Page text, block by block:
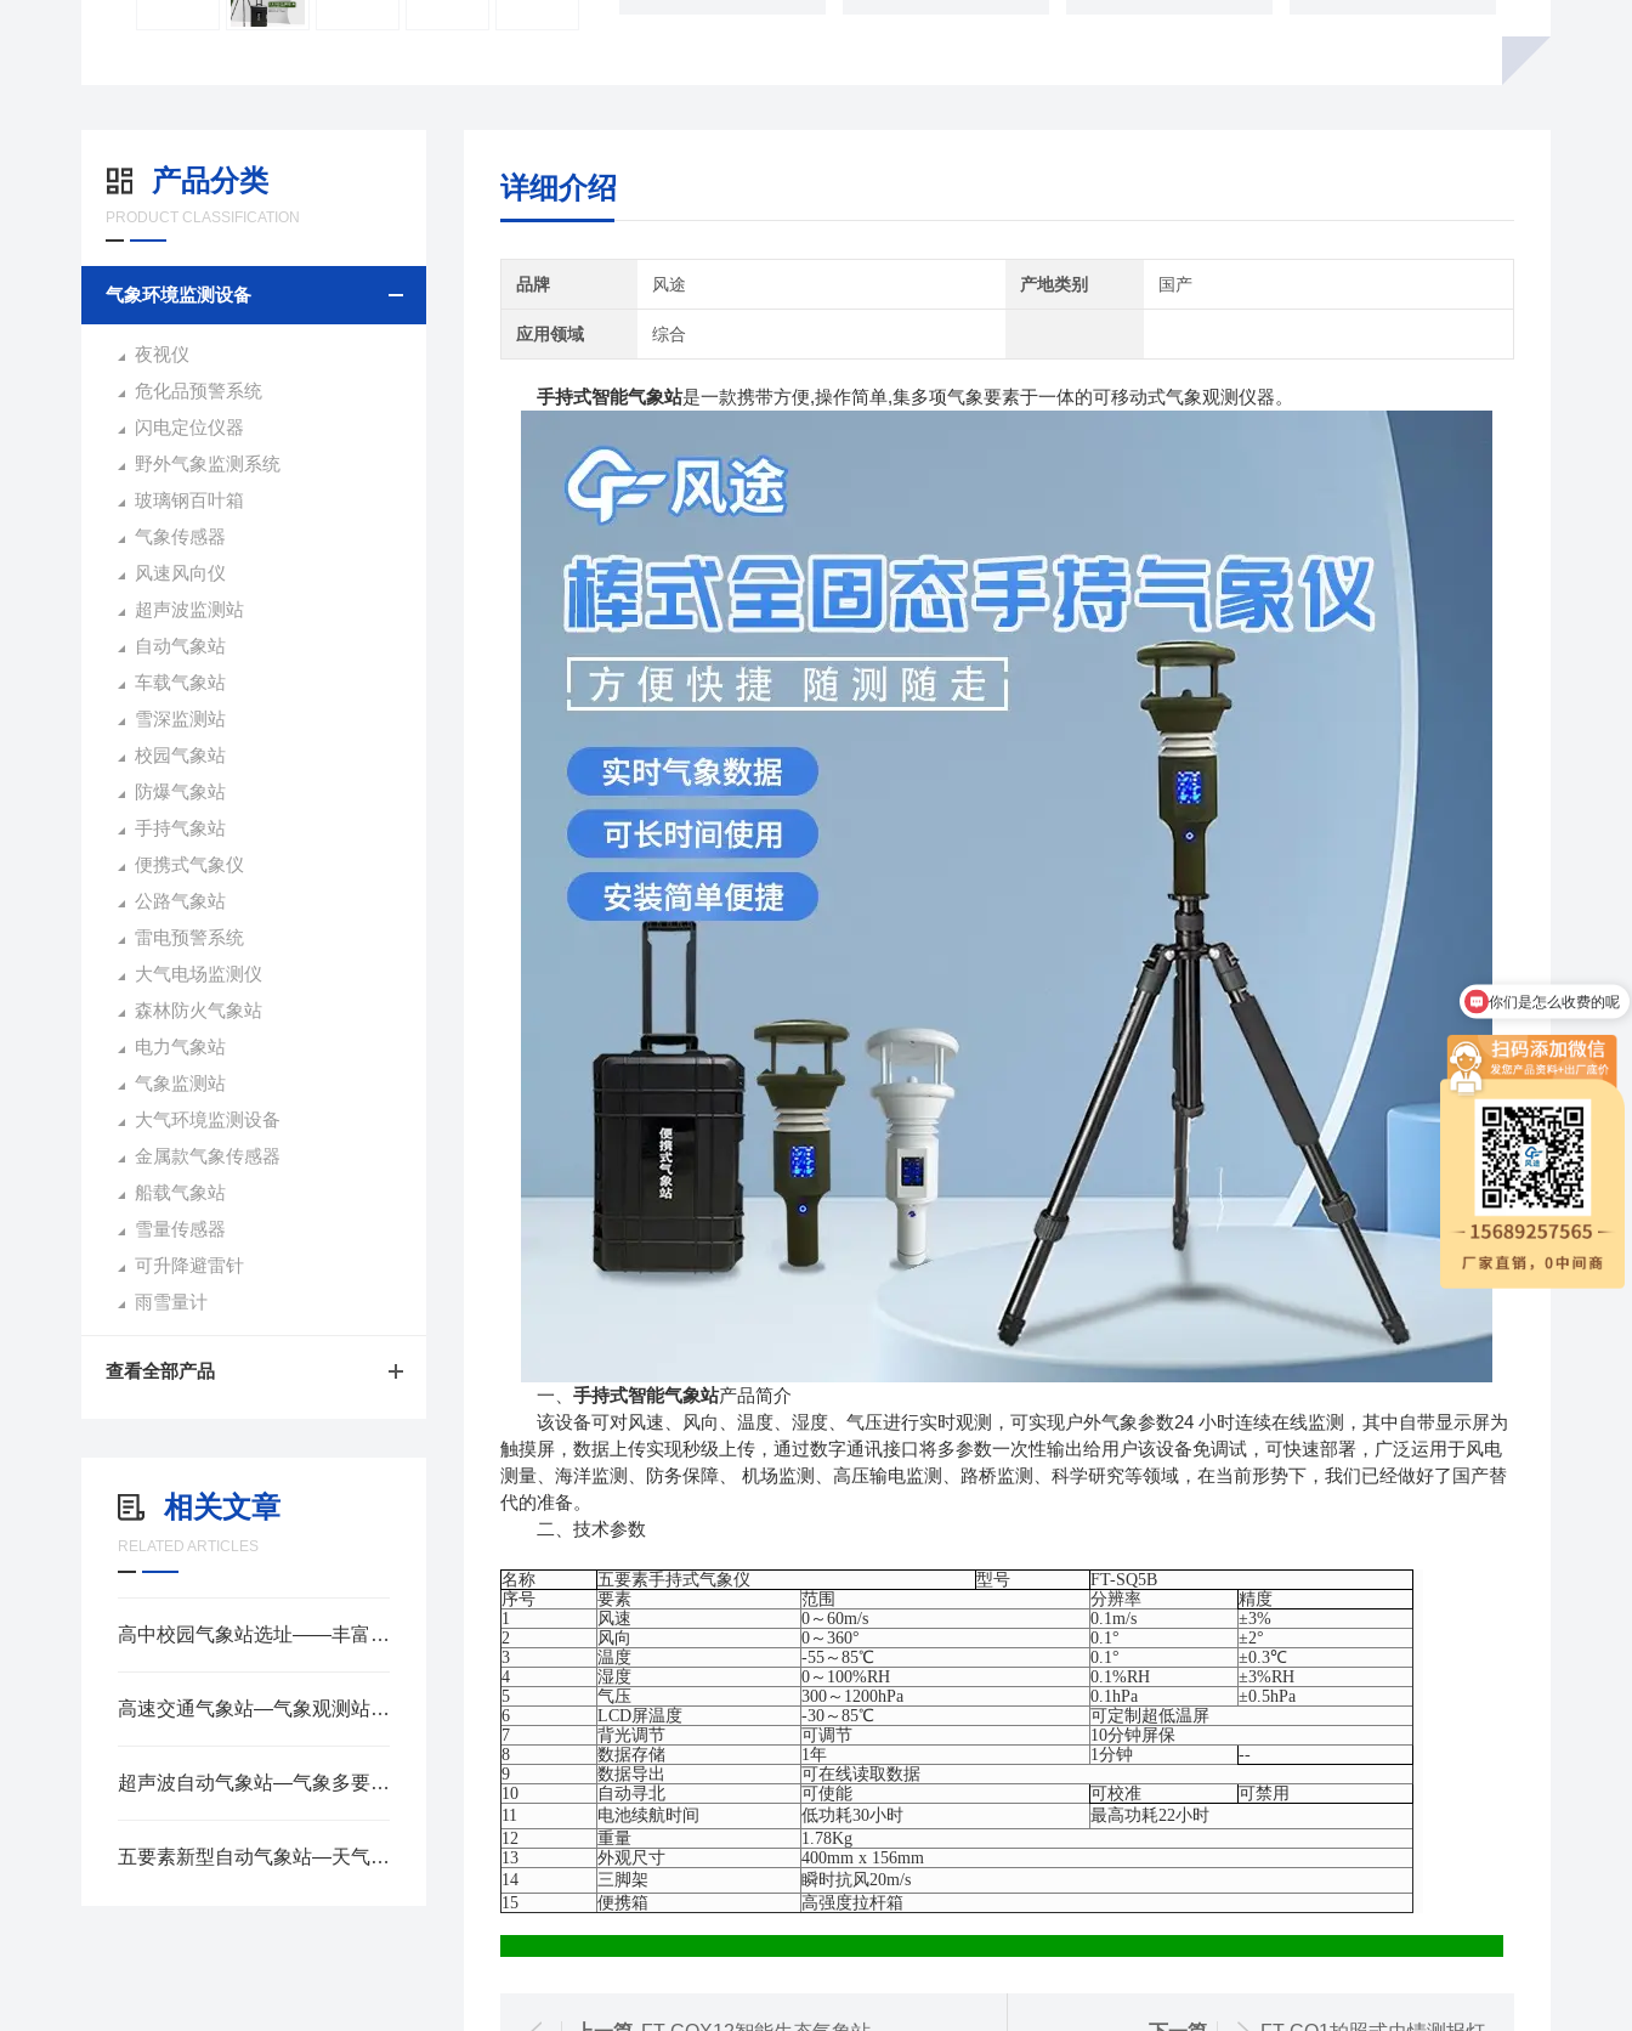
产品分类
PRODUCT CLASSIFICATION
气象环境监测设备
夜视仪
危化品预警系统
闪电定位仪器
野外气象监测系统
玻璃钢百叶箱
气象传感器
风速风向仪
超声波监测站
自动气象站
车载气象站
雪深监测站
校园气象站
防爆气象站
手持气象站
便携式气象仪
公路气象站
雷电预警系统
大气电场监测仪
森林防火气象站
电力气象站
气象监测站
大气环境监测设备
金属款气象传感器
船载气象站
雪量传感器
可升降避雷针
雨雪量计
查看全部产品
相关文章
RELATED ARTICLES
高中校园气象站选址——丰富课余生活，增强防灾意识 2025全+境+派+送
高速交通气象站—气象观测站有哪些仪器2025全+境+派+送
超声波自动气象站—气象多要素集成,一体化设计的小型气象站2025全+境+派+送
五要素新型自动气象站—天气变化一目了然的超声波气象站2024全+境+派+送
详细介绍
品牌 风途 产地类别 国产
应用领域 综合
手持式智能气象站是一款携带方便,操作简单,集多项气象要素于一体的可移动式气象观测仪器。
一、 手持式智能气象站产品简介
该设备可对风速、风向、温度、湿度、气压进行实时观测，可实现户外气象参数24 小时连续在线监测，其中自带显示屏为
触摸屏，数据上传实现秒级上传，通过数字通讯接口将多参数一次性输出给用户该设备免调试，可快速部署，广泛运用于风电
测量、海洋监测、防务保障、 机场监测、高压输电监测、路桥监测、科学研究等领域，在当前形势下，我们已经做好了国产替
代的准备。
二、技术参数
名称 五要素手持式气象仪 型号
FT-SQ5B
序号
要素 范围 分辨率
精度
1
风速 0～60m/s 0.1m/s
±3%
2
风向 0～360° 0.1°
±2°
3
温度 -55～85℃ 0.1°
±0.3℃
4
湿度 0～100%RH 0.1%RH
±3%RH
5
气压 300～1200hPa 0.1hPa
±0.5hPa
6
LCD屏温度 -30～85℃
可定制超低温屏
7
背光调节 可调节
10分钟屏保
8
数据存储 1年 1分钟
--
9
数据导出
可在线读取数据
10
自动寻北 可使能 可校准
可禁用
11
电池续航时间 低功耗30小时 最高功耗22小时
12
重量
1.78Kg
13
外观尺寸
400mm x 156mm
14
三脚架 瞬时抗风20m/s
15
便携箱 高强度拉杆箱
现在有优惠活动吗